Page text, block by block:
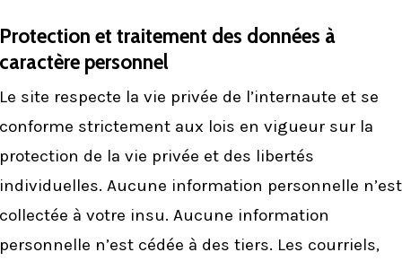
et traitement des données à
personnel
site respecte la vie privée de l’internaute et se
strictement aux lois en vigueur sur la
de la vie privée et des libertés
Aucune information personnelle n’est
à votre insu. Aucune information
n’est cédée à des tiers. Les courriels,